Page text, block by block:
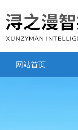
网站首页